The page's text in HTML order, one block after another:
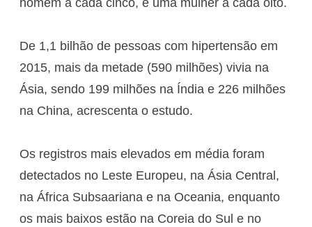
De 1,1 bilhão de pessoas com hipertensão em
2015, mais da metade (590 milhões) vivia na
Ásia, sendo 199 milhões na Índia e 226 milhões
na China, acrescenta o estudo.
Os registros mais elevados em média foram
detectados no Leste Europeu, na Ásia Central,
na África Subsaariana e na Oceania, enquanto
os mais baixos estão na Coreia do Sul e no